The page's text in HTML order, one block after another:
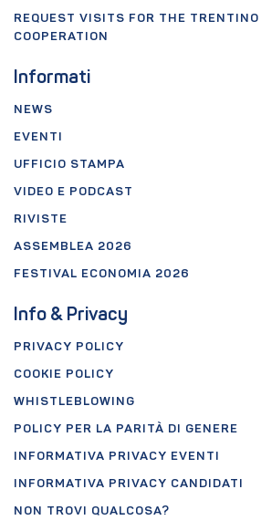
REQUEST VISITS FOR THE TRENTINO
COOPERATION
Informati
NEWS
EVENTI
UFFICIO STAMPA
VIDEO E PODCAST
RIVISTE
ASSEMBLEA 2026
FESTIVAL ECONOMIA 2026
Info & Privacy
PRIVACY POLICY
COOKIE POLICY
WHISTLEBLOWING
POLICY PER LA PARITÀ DI GENERE
INFORMATIVA PRIVACY EVENTI
INFORMATIVA PRIVACY CANDIDATI
NON TROVI QUALCOSA?